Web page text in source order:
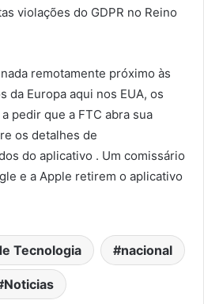
violações do GDPR no Reino
remotamente próximo às
da Europa aqui nos EUA, os
pedir que a FTC abra sua
os detalhes de
do aplicativo . Um comissário
e a Apple retirem o aplicativo
Tecnologia nacional
Noticias